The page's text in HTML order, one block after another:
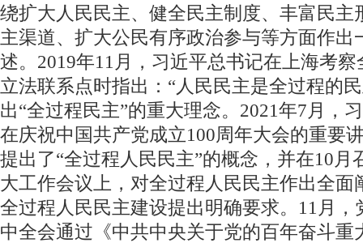
绕扩大人民民主、健全民主制度、丰富民主
主渠道、扩大公民有序政治参与等方面作出
述。2019年11月，习近平总书记在上海考
立法联系点时指出：“人民民主是全过程的
出“全过程民主”的重大理念。2021年7月，
在庆祝中国共产党成立100周年大会的重要
提出了“全过程人民民主”的概念，并在10月
大工作会议上，对全过程人民民主作出全面
全过程人民民主建设提出明确要求。11月，
中全会通过《中共中央关于党的百年奋斗重